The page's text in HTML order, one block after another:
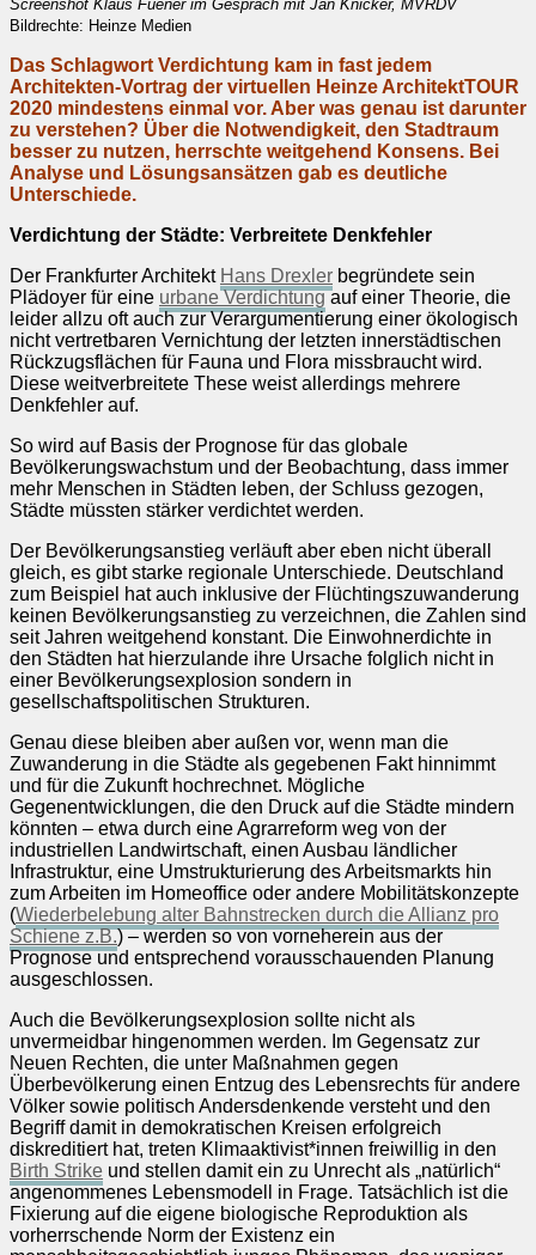
Screenshot Klaus Fuener im Gespräch mit Jan Knicker, MVRDV
Bildrechte: Heinze Medien
Das Schlagwort Verdichtung kam in fast jedem
Architekten-Vortrag der virtuellen Heinze ArchitektTOUR
2020 mindestens einmal vor. Aber was genau ist darunter
zu verstehen? Über die Notwendigkeit, den Stadtraum
besser zu nutzen, herrschte weitgehend Konsens. Bei
Analyse und Lösungsansätzen gab es deutliche
Unterschiede.
Verdichtung der Städte: Verbreitete Denkfehler
Der Frankfurter Architekt Hans Drexler begründete sein
Plädoyer für eine urbane Verdichtungauf einer Theorie, die
leider allzu oft auch zur Verargumentierung einer ökologisch
nicht vertretbaren Vernichtung der letzten innerstädtischen
Rückzugsflächen für Fauna und Flora missbraucht wird.
Diese weitverbreitete These weist allerdings mehrere
Denkfehler auf.
So wird auf Basis der Prognose für das globale
Bevölkerungswachstum und der Beobachtung, dass immer
mehr Menschen in Städten leben, der Schluss gezogen,
Städte müssten stärker verdichtet werden.
Der Bevölkerungsanstieg verläuft aber eben nicht überall
gleich, es gibt starke regionale Unterschiede. Deutschland
zum Beispiel hat auch inklusive der Flüchtingszuwanderung
keinen Bevölkerungsanstieg zu verzeichnen, die Zahlen sind
seit Jahren weitgehend konstant. Die Einwohnerdichte in
den Städten hat hierzulande ihre Ursache folglich nicht in
einer Bevölkerungsexplosion sondern in
gesellschaftspolitischen Strukturen.
Genau diese bleiben aber außen vor, wenn man die
Zuwanderung in die Städte als gegebenen Fakt hinnimmt
und für die Zukunft hochrechnet. Mögliche
Gegenentwicklungen, die den Druck auf die Städte mindern
könnten – etwa durch eine Agrarreform weg von der
industriellen Landwirtschaft, einen Ausbau ländlicher
Infrastruktur, eine Umstrukturierung des Arbeitsmarkts hin
zum Arbeiten im Homeoffice oder andere Mobilitätskonzepte
(Wiederbelebung alter Bahnstrecken durch die Allianz pro
Schiene z.B.) – werden so von vorneherein aus der
Prognose und entsprechend vorausschauenden Planung
ausgeschlossen.
Auch die Bevölkerungsexplosion sollte nicht als
unvermeidbar hingenommen werden. Im Gegensatz zur
Neuen Rechten, die unter Maßnahmen gegen
Überbevölkerung einen Entzug des Lebensrechts für andere
Völker sowie politisch Andersdenkende versteht und den
Begriff damit in demokratischen Kreisen erfolgreich
diskreditiert hat, treten Klimaaktivist*innen freiwillig in den
Birth Strike und stellen damit ein zu Unrecht als „natürlich“
angenommenes Lebensmodell in Frage. Tatsächlich ist die
Fixierung auf die eigene biologische Reproduktion als
vorherrschende Norm der Existenz ein